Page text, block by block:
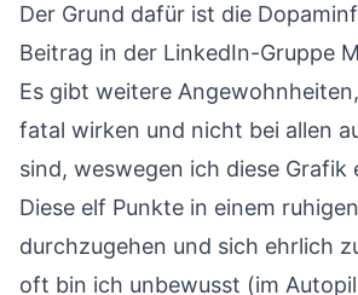
Der Grund dafür ist die
Beitrag in der LinkedIn-Gruppe
Es gibt weitere
fatal wirken und nicht bei allen
sind, weswegen ich diese Grafik
Diese elf Punkte in einem
durchzugehen und sich ehrlich
oft bin ich unbewusst (im